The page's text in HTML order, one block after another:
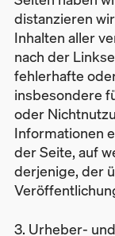
distanzieren
Inhalten aller
nach der
fehlerhafte
insbesondere
oder
Informationen
der Seite, auf
derjenige, der
3. Urheber-